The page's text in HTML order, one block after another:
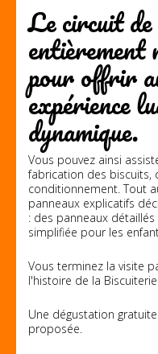
Le circuit
entièrement
pour offrir
expérience
dynamique.
Vous pouvez ainsi
fabrication des biscuits,
conditionnement. Tout
panneaux explicatifs
: des panneaux
simplifiée pour les
Vous terminez la visite
l'histoire de la
Une dégustation
proposée.